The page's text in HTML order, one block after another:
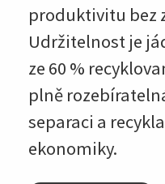
produktivitu bez
Udržitelnost je
ze 60 %
plně
separaci a
ekonomiky.